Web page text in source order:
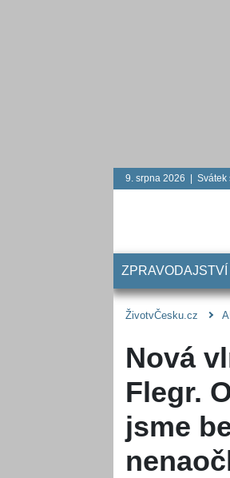
9. srpna 2026 | Svátek
ZPRAVODAJSTVÍ
ŽivotvČesku.cz
Nová
Flegr.
jsme